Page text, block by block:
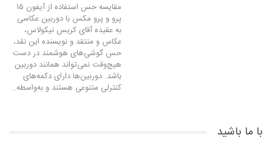
مقایسه حس استفاده از آیفون ۱۵
پرو و پرو مکس با دوربین عکاسی
به عقیده آقای کریس نیکولاس،
عکاس و منتقد و نویسنده این نقد،
حس گوشی‌های هوشمند در دست
هیچ‌وقت نمی‌تواند همانند دوربین
باشد. دوربین‌ها دارای دکمه‌های
کنترلی متنوعی هستند و به‌واسطه…
با ما باشید